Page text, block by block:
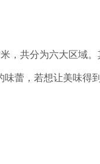
，共分为六大区域
蕾，若想让美味